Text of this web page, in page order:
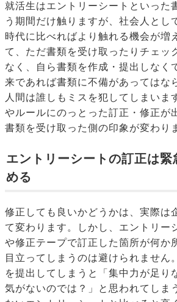
就活生はエントリーシートといった
う期間だけ触りますが、社会人とし
時代に比べればより触れる機会が増
て、ただ書類を受け取ったりチェッ
なく、自ら書類を作成・提出しなく
来であれば書類に不備があってはな
人間は誰しもミスを犯してしまいま
やルールにのっとった訂正・修正が
書類を受け取った側の印象が変わり
エントリーシートの訂正は
める
修正しても良いかどうかは、実際は
て変わります。しかし、エントリー
や修正テープで訂正した箇所が何か
目立ってしまうのは避けられません
を提出してしまうと「集中力が足り
気がないのでは？」と思われてしま